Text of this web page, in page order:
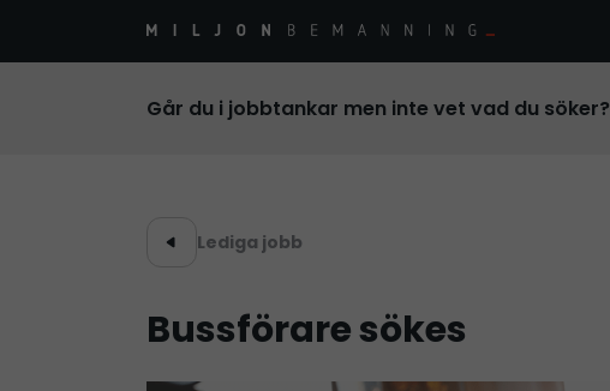
Går du i jobbtankar men inte vet vad du söker?
Lediga jobb
Bussförare sökes